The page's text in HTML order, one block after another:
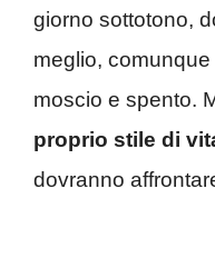
giorno sottotono,
meglio,
moscio e spento.
proprio stile di
dovranno